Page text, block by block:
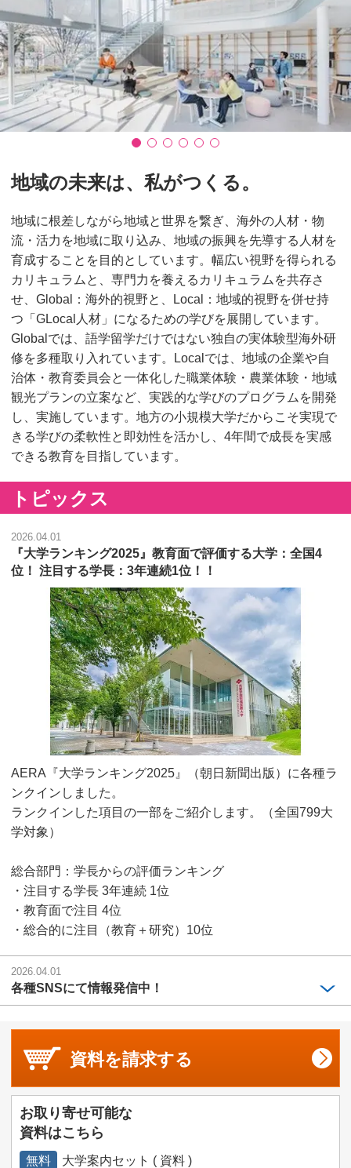
地域の未来は、私がつくる。
地域に根差しながら地域と世界を繋ぎ、海外の人材・物
流・活力を地域に取り込み、地域の振興を先導する人材を
育成することを目的としています。幅広い視野を得られる
カリキュラムと、専門力を養えるカリキュラムを共存さ
せ、Global：海外的視野と、Local：地域的視野を併せ持
つ「GLocal人材」になるための学びを展開しています。
Globalでは、語学留学だけではない独自の実体験型海外研
修を多種取り入れています。Localでは、地域の企業や自
治体・教育委員会と一体化した職業体験・農業体験・地域
観光プランの立案など、実践的な学びのプログラムを開発
し、実施しています。地方の小規模大学だからこそ実現で
きる学びの柔軟性と即効性を活かし、4年間で成長を実感
できる教育を目指しています。
トピックス
2026.04.01
『大学ランキング2025』教育面で評価する大学：全国4
位！ 注目する学長：3年連続1位！！
AERA『大学ランキング2025』（朝日新聞出版）に各種ラ
ンクインしました。
ランクインした項目の一部をご紹介します。（全国799大
学対象）
総合部門：学長からの評価ランキング
・注目する学長 3年連続 1位
・教育面で注目 4位
・総合的に注目（教育＋研究）10位
2026.04.01
各種SNSにて情報発信中！
資料を請求する
お取り寄せ可能な
資料はこちら
無料 大学案内セット ( 資料 )